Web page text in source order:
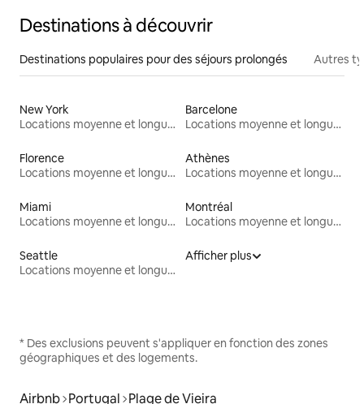
Destinations à découvrir
Destinations populaires pour des séjours prolongés Autres
New York
Locations moyenne et longue durée
Barcelone
Locations moyenne et longue durée
Florence
Locations moyenne et longue durée
Athènes
Locations moyenne et longue durée
Miami
Locations moyenne et longue durée
Montréal
Locations moyenne et longue durée
Seattle
Locations moyenne et longue durée
Afficher plus
* Des exclusions peuvent s'appliquer en fonction des zones
géographiques et des logements.
Airbnb Portugal Plage de Vieira